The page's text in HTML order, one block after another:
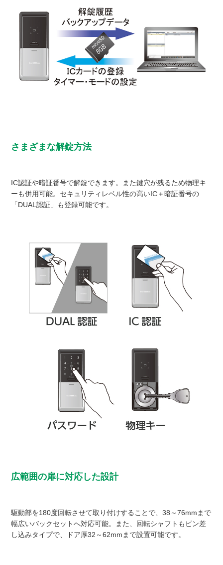
さまざまな解錠方法
IC認証や暗証番号で解錠できます。また鍵穴が残るため物理キ
ーも併用可能。セキュリティレベル性の高いIC＋暗証番号の
「DUAL認証」も登録可能です。
広範囲の扉に対応した設計
駆動部を180度回転させて取り付けすることで、38～76mmまで
幅広いバックセットへ対応可能。また、回転シャフトもピン差
し込みタイプで、ドア厚32～62mmまで設置可能です。